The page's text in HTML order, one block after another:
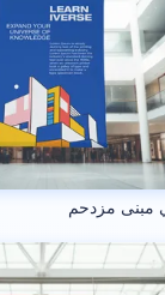
مبنى مزدحم